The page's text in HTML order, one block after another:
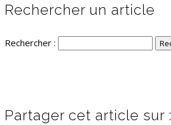
Rechercher un article
Rechercher :
Partager cet article sur :